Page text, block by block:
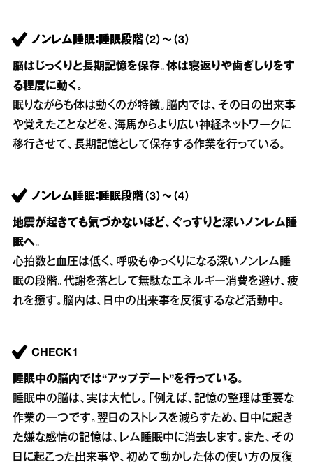
ノンレム睡眠：睡眠段階（2）～（3）
脳はじっくりと長期記憶を保存。体は寝返りや歯ぎしりをす
る程度に動く。
眠りながらも体は動くのが特徴。脳内では、その日の出来事
や覚えたことなどを、海馬からより広い神経ネットワークに
移行させて、長期記憶として保存する作業を行っている。
ノンレム睡眠：睡眠段階（3）～（4）
地震が起きても気づかないほど、ぐっすりと深いノンレム睡
眠へ。
心拍数と血圧は低く、呼吸もゆっくりになる深いノンレム睡
眠の段階。代謝を落として無駄なエネルギー消費を避け、疲
れを癒す。脳内は、日中の出来事を反復するなど活動中。
CHECK1
睡眠中の脳内では“アップデート”を行っている。
睡眠中の脳は、実は大忙し。「例えば、記憶の整理は重要な
作業の一つです。翌日のストレスを減らすため、日中に起き
た嫌な感情の記憶は、レム睡眠中に消去します。また、その
日に起こった出来事や、初めて動かした体の使い方の反復